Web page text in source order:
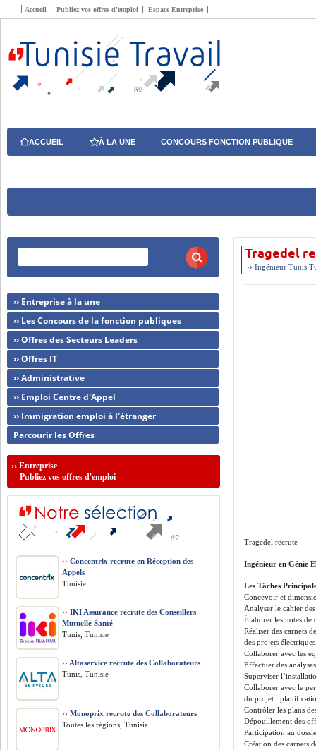
Accueil Publiez vos offres d’emploi Espace Entreprise
ACCUEIL À LA UNE CONCOURS FONCTION PUBLIQUE
Tragedel
››Ingénieur Tunis
Tragedel recrute
Ingénieur en Génie
Les Tâches
Concevoir et
Analyser le cahier
Élaborer les notes de
Réaliser des carnets
des projets
Collaborer avec les
Effectuer des
Superviser
Collaborer avec le
du projet :
Contrôler les plans
Dépouillement des
Participation au
Création des carnets
›› Entreprise à la une
›› Les Concours de la fonction publiques
›› Offres des Secteurs Leaders
›› Offres IT
›› Administrative
›› Emploi Centre d'Appel
›› Immigration emploi à l'étranger
Parcourir les Offres
››Entreprise
Publiez vos offres d'emploi
›› Concentrix recrute en Réception des
Appels
Tunisie
›› IKI Assurance recrute des Conseillers
Mutuelle Santé
Tunis, Tunisie
›› Altaservice recrute des Collaborateurs
Tunis, Tunisie
›› Monoprix recrute des Collaborateurs
Toutes les régions, Tunisie